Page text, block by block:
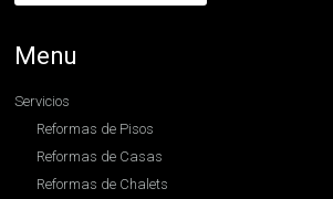
Menu
Servicios
Reformas de Pisos
Reformas de Casas
Reformas de Chalets